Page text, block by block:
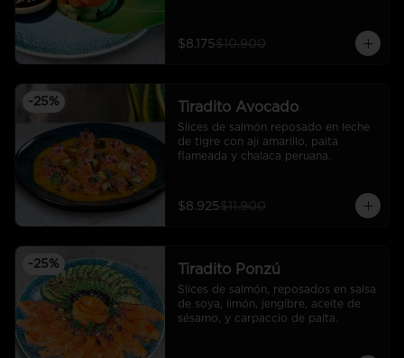
$8.175$10.900
-25% Tiradito Avocado
Slices de salmón reposado en leche
de tigre con ají amarillo, palta
flameada y chalaca peruana.
$8.925$11.900
-25% Tiradito Ponzú
Slices de salmón, reposados en salsa
de soya, limón, jengibre, aceite de
sésamo, y carpaccio de palta.